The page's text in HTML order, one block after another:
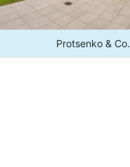
Protsenko & Co.